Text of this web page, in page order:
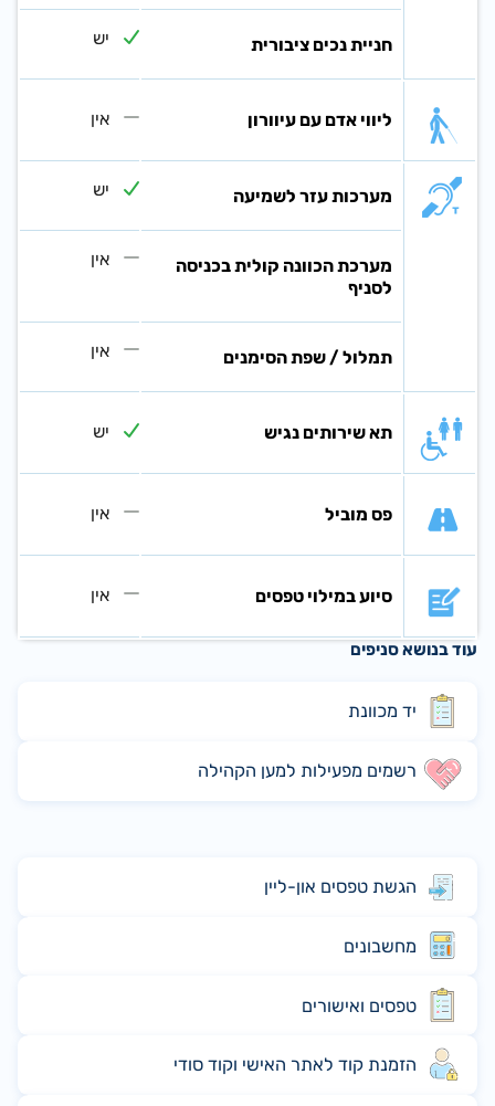
חניית נכים ציבורית יש
ליווי אדם עם עיוורון אין
מערכות עזר לשמיעה יש
מערכת הכוונה קולית בכניסה
לסניף
אין
תמלול / שפת הסימנים אין
תא שירותים נגיש יש
פס מוביל אין
סיוע במילוי טפסים אין
עוד בנושא סניפים
יד מכוונת
רשמים מפעילות למען הקהילה
הגשת טפסים און-ליין
מחשבונים
טפסים ואישורים
הזמנת קוד לאתר האישי וקוד סודי